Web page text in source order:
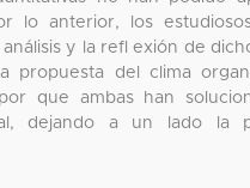
lo anterior, los
y la refl exión de
propuesta del clima
que ambas han
dejando a un lado la